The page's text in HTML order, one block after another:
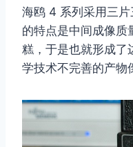
海鸥 4 系列采用三
的特点是中间成像质
糕，于是也就形成了
学技术不完善的产物